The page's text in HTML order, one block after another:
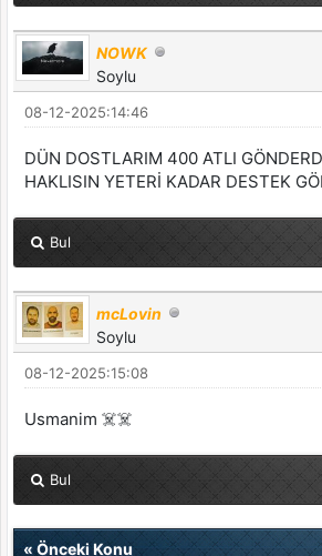
NOWK
Soylu
08-12-2025:14:46
DÜN DOSTLARIM 400 ATLI
HAKLISIN YETERİ KADAR DESTEK
Bul
mcLovin
Soylu
08-12-2025:15:08
Usmanim ☠️☠️
Bul
« Önceki Konu